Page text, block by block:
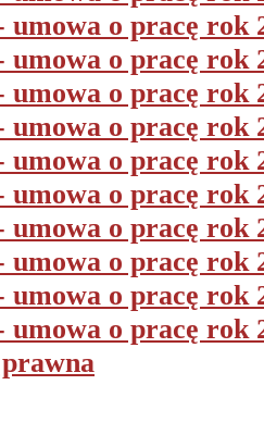
umowa o pracę rok
umowa o pracę rok
umowa o pracę rok
umowa o pracę rok
umowa o pracę rok
umowa o pracę rok
umowa o pracę rok
umowa o pracę rok
umowa o pracę rok
umowa o pracę rok